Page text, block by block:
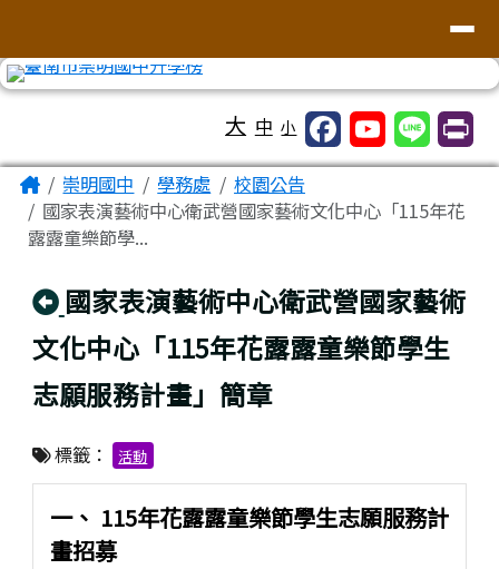
大 中 小
主內容區域
Home崇明國中 學務處
校園公告
國家表演藝術中心衛武營國家藝術文化中心「115年花
露露童樂節學...
回上頁
國家表演藝術中心衛武營國家藝術
文化中心「115年花露露童樂節學生
志願服務計畫」簡章
標籤： 活動
一、 115年花露露童樂節學生志願服務計
畫招募
頁尾區域